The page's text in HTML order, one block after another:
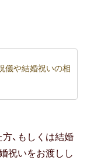
儀や結婚祝いの相
、もしくは結婚
祝いをお渡しし